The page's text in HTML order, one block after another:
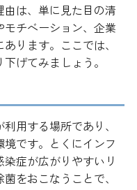
は、単に見た目の清
チベーション、企業
ります。ここでは、
げてみましょう。
用する場所であり、
です。とくにインフ
症が広がりやすいリ
をおこなうことで、